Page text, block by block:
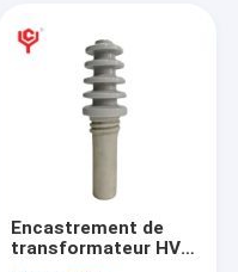
Encastrement de
transformateur HV